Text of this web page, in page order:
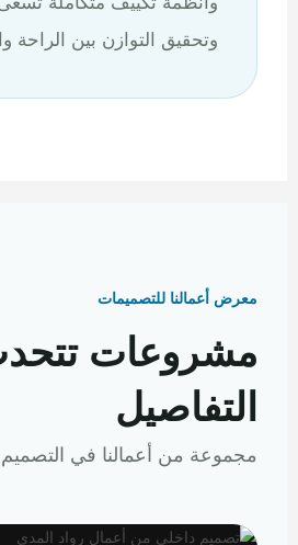
وتحقيق التوازن بين الراحة
معرض أعمالنا للتصميمات
مشروعات
التفاصيل
مجموعة من أعمالنا في التصميم